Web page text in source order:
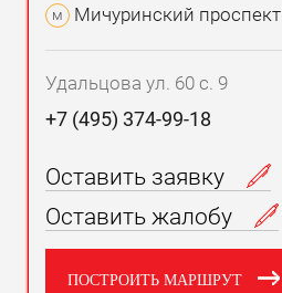
м Мичуринский проспект
Удальцова ул. 60 с. 9
+7 (495) 374-99-18
Оставить заявку
Оставить жалобу
ПОСТРОИТЬ МАРШРУТ